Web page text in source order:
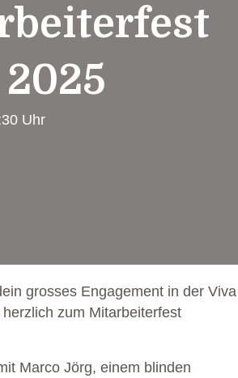
2025
Uhr
grosses Engagement in der Viva
zum Mitarbeiterfest
Marco Jörg, einem blinden